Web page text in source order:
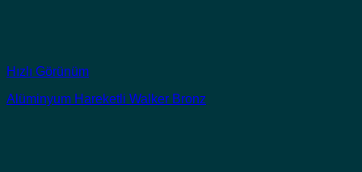
Hızlı Görünüm
Alüminyum Hareketli Walker Bronz